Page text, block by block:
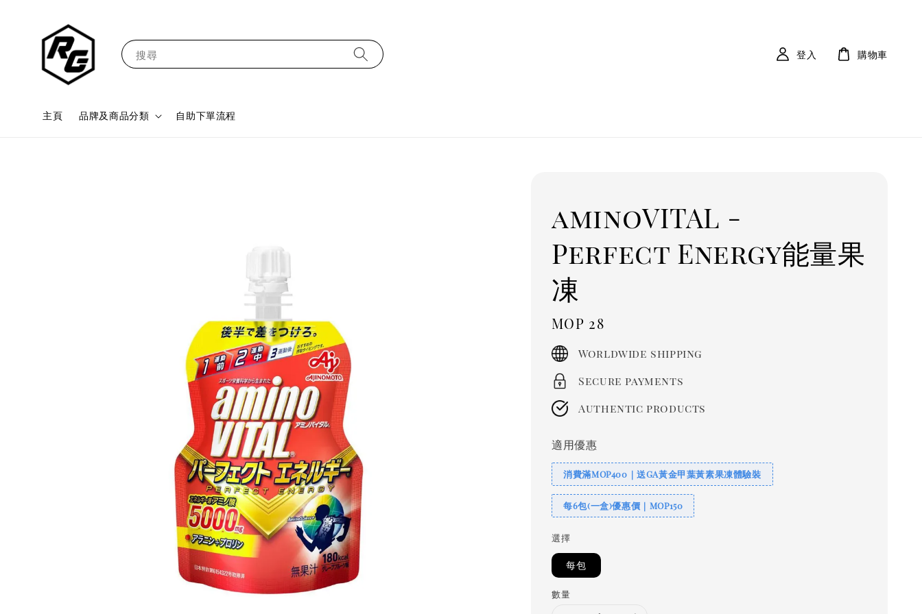
搜尋
主頁 品牌及商品分類 自助下單流程
登入 購物車
aminoVITAL -
Perfect Energy能量果
凍
Regular
price
MOP 28
Worldwide shipping
Secure payments
Authentic products
適用優惠
消費滿MOP400｜送GA黃金甲葉黃素果凍體驗裝
每6包(一盒)優惠價｜MOP150
選擇
每包
數量